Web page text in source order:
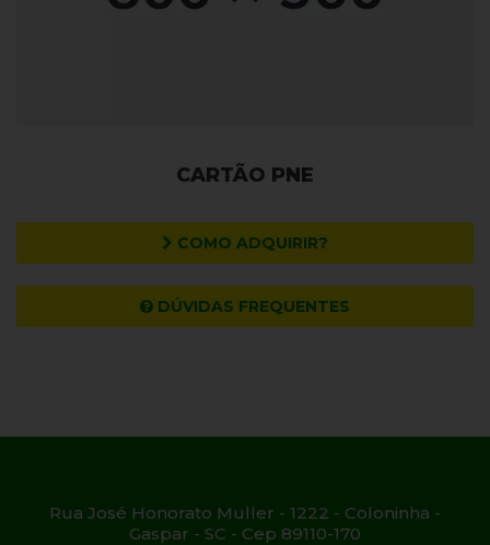
CARTÃO PNE
COMO ADQUIRIR?
DÚVIDAS FREQUENTES
Rua José Honorato Muller - 1222 - Coloninha -
Gaspar - SC - Cep 89110-170